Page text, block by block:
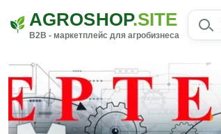
AGROSHOP.SITE
B2B - маркетплейс для агробизнеса